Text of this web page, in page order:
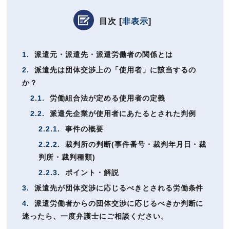
目次 [非表示]
1.
派遣元・派遣先・派遣労働者の関係とは
2.
派遣先は団体交渉上の「使用者」に該当するの
か？
2.1.
労働組合法が定める使用者の定義
2.2.
派遣先企業が使用者にあたるとされた判例
2.2.1.
事件の概要
2.2.2.
裁判所の判断(事件番号・裁判年月日・裁
判所・裁判種類)
2.2.3.
ポイント・解説
3.
派遣先が団体交渉に応じるべきとされる労働条件
4.
派遣労働者からの団体交渉に応じるべきか判断に
迷ったら、一度弁護士にご相談ください。